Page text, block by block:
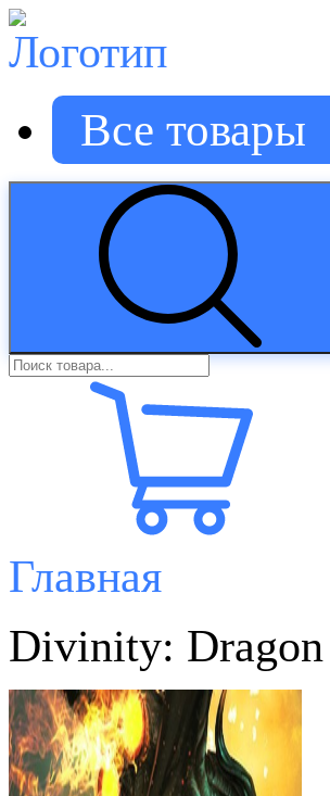
Все товары
Главная
Divinity: Dragon